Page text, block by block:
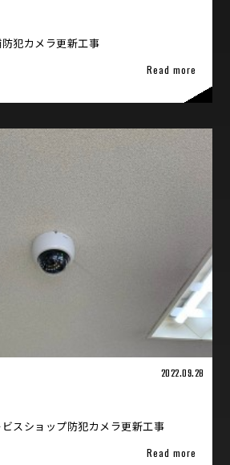
犯カメラ更新工事
Read more
2022.09.28
スショップ防犯カメラ更新工事
Read more